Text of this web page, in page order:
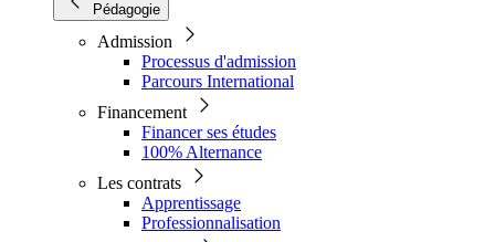
Pédagogie
Admission
Processus d'admission
Parcours International
Financement
Financer ses études
100% Alternance
Les contrats
Apprentissage
Professionnalisation